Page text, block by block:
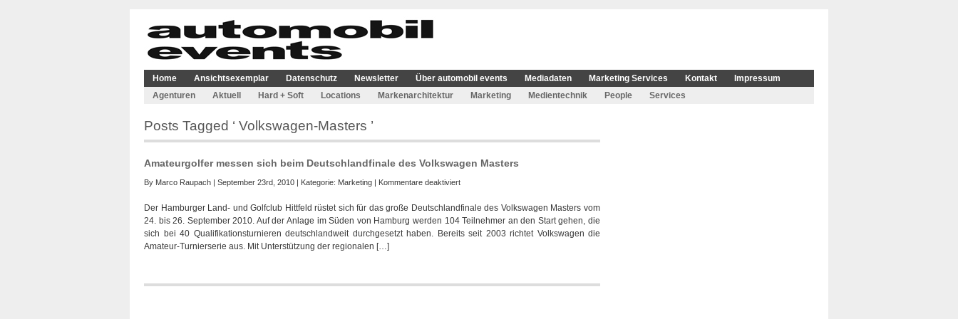
Home Ansichtsexemplar Datenschutz Newsletter Über automobil events Mediadaten Marketing Services Kontakt
Impressum
Agenturen
Aktuell Hard + Soft Locations Markenarchitektur Marketing Medientechnik People Services
Posts Tagged ‘ Volkswagen-Masters ’
Amateurgolfer messen sich beim Deutschlandfinale des Volkswagen Masters
By Marco Raupach | September 23rd, 2010 | Kategorie: Marketing | Kommentare deaktiviertfür
messen
sich
beim
Masters
Der Hamburger Land- und Golfclub Hittfeld rüstet sich für das große Deutschlandfinale des Volkswagen Masters vom
24. bis 26. September 2010. Auf der Anlage im Süden von Hamburg werden 104 Teilnehmer an den Start gehen, die
sich bei 40 Qualifikationsturnieren deutschlandweit durchgesetzt haben. Bereits seit 2003 richtet Volkswagen die
Amateur-Turnierserie aus. Mit Unterstützung der regionalen […]